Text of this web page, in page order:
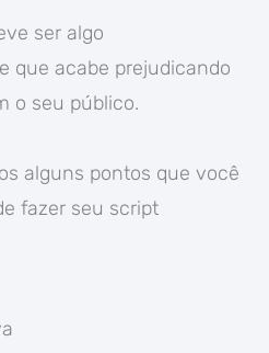
ser algo
que acabe prejudicando
o seu público.
alguns pontos que você
fazer seu script